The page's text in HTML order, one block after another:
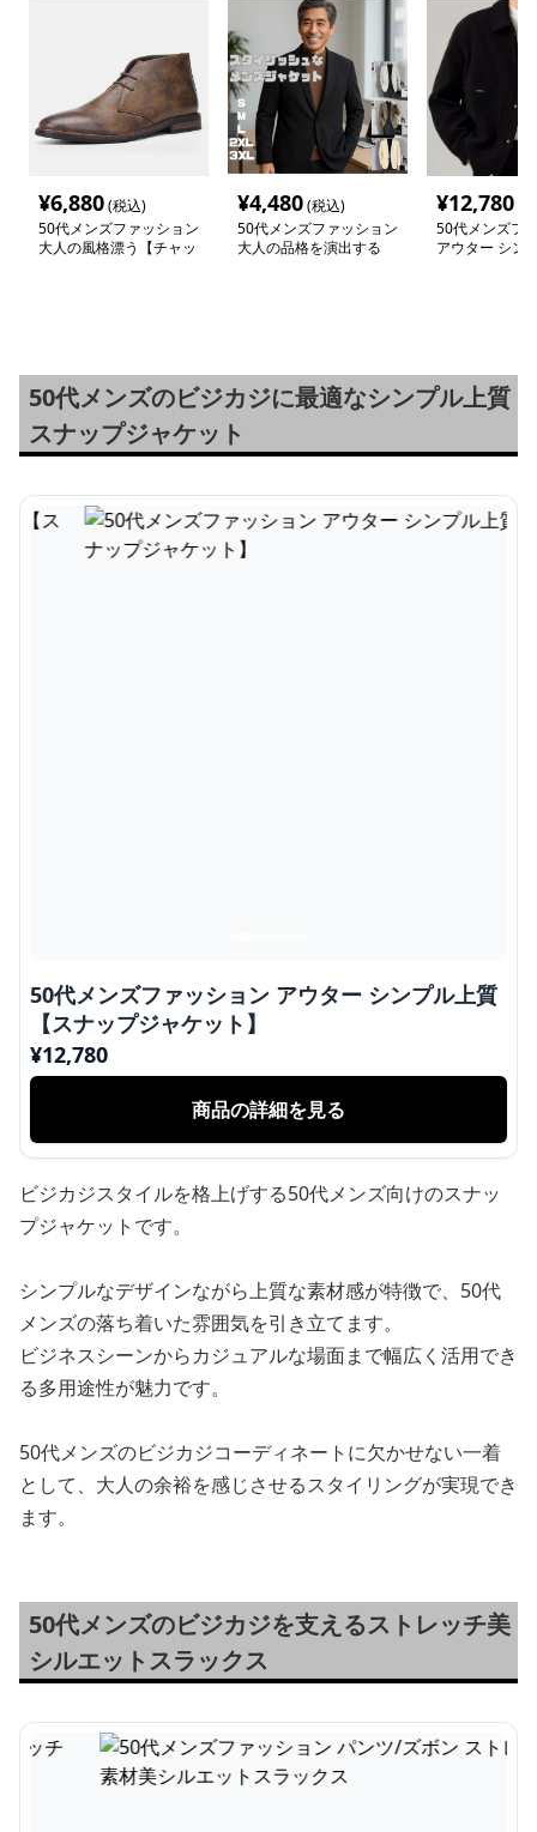
¥6,880(税込)
50代メンズファッション
大人の風格漂う【チャッ
¥4,480(税込)
50代メンズファッション
大人の品格を演出する
¥12,780
50代メンズフ
アウター シン
50代メンズのビジカジに最適なシンプル上質
スナップジャケット
50代メンズファッション アウター シンプル上質
【スナップジャケット】
¥12,780
商品の詳細を見る
ビジカジスタイルを格上げする50代メンズ向けのスナッ
プジャケットです。
シンプルなデザインながら上質な素材感が特徴で、50代
メンズの落ち着いた雰囲気を引き立てます。
ビジネスシーンからカジュアルな場面まで幅広く活用でき
る多用途性が魅力です。
50代メンズのビジカジコーディネートに欠かせない一着
として、大人の余裕を感じさせるスタイリングが実現でき
ます。
50代メンズのビジカジを支えるストレッチ美
シルエットスラックス